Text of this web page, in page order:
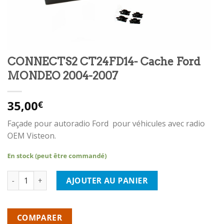
CONNECTS2 CT24FD14- Cache Ford
MONDEO 2004-2007
35,00€
Façade pour autoradio Ford pour véhicules avec radio
OEM Visteon.
En stock (peut être commandé)
quantité de CONNECTS2 CT24FD14- Cache Ford MONDEO
AJOUTER AU PANIER
COMPARER